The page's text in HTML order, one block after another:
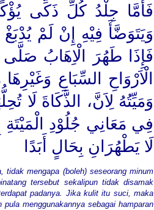
فَأَمَّا جِلْدُ كُلِّ ذَكِّى
وَيَتَوَضَّأَ فِيْهِ إِنْ لَمْ
فَإِذَا طَهُرَ الْاِهَابُ
الْاَرْوَاحِ السِّبَاعِ
وَمَيِّتُهُ لِاَنَّ، الذَّكَاةَ لَا
فِي مَعَانِي جُلُوْدِ الْمَيْتَةِ
لَا يَطْهُرَانِ بِحَالٍ أَبَدًا
tidak mengapa (boleh) seseorang minum
tersebut sekalipun tidak disamak
padanya. Jika kulit itu suci, maka
menggunakannya sebagai hamparan